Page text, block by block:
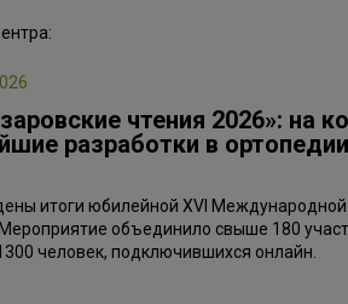
чтения 2026»: на
разработки в ортопедии
итоги юбилейной XVI
объединило свыше 180
человек, подключившихся онлайн.